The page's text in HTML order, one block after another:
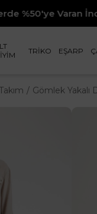
İndirim
TRİKO EŞARP
Gömlek Yakalı